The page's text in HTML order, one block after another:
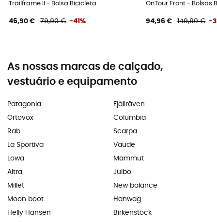
Trailframe II - Bolsa Bicicleta
46,90 € 79,90 € -41%
OnTour Front - Bolsas
94,96 € 149,90 € -
As nossas marcas de calçado,
vestuário e equipamento
Patagonia
Ortovox
Rab
La Sportiva
Lowa
Altra
Millet
Moon boot
Helly Hansen
Fjällräven
Columbia
Scarpa
Vaude
Mammut
Julbo
New balance
Hanwag
Birkenstock